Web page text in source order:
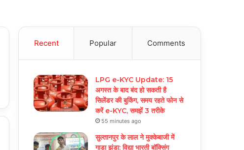
Recent Popular Comments
LPG e-KYC Update: 15
अगस्त के बाद बंद हो सकती है
सिलेंडर की बुकिंग, समय रहते फोन से
करें e-KYC, समझें 3 तरीके
55 minutes ago
सुल्तानपुर के लाल ने मुक्केबाजी में
गाड़ा झंडा: विद्या भारती बॉक्सिंग